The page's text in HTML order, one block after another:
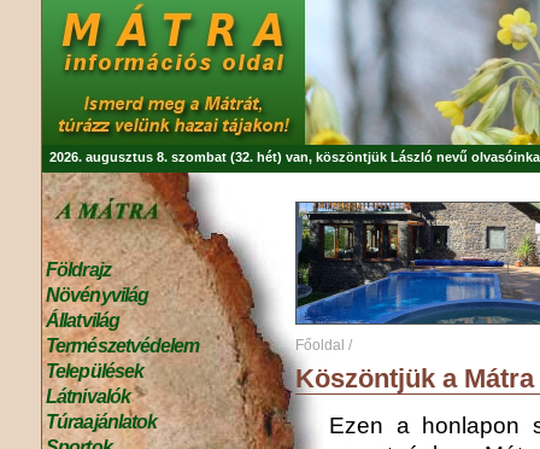
2026. augusztus 8. szombat (32. hét) van, köszöntjük László nevű
Földrajz
Növényvilág
Állatvilág
Természetvédelem
Települések
Látnivalók
Túraajánlatok
Főoldal /
Köszöntjük a
Ezen a honlapon